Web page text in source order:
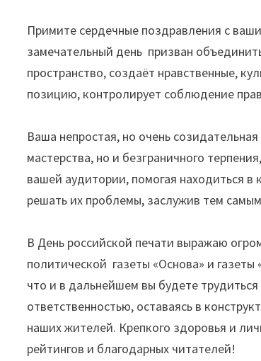
Примите сердечные поздравления с
замечательный день призван
пространство, создаёт нравственные,
позицию, контролирует соблюдение
Ваша непростая, но очень
мастерства, но и безграничного
вашей аудитории, помогая находиться в
решать их проблемы, заслужив тем
В День российской печати выражаю
политической газеты «Основа» и
что и в дальнейшем вы будете трудиться
ответственностью, оставаясь в
наших жителей. Крепкого здоровья и
рейтингов и благодарных читателей!